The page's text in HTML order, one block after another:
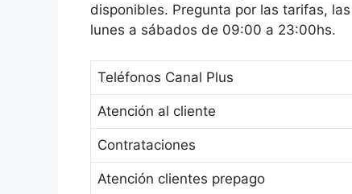
disponibles. Pregunta por las tarifas,
lunes a sábados de 09:00 a 23:00hs.
Teléfonos Canal Plus
Atención al cliente
Contrataciones
Atención clientes prepago